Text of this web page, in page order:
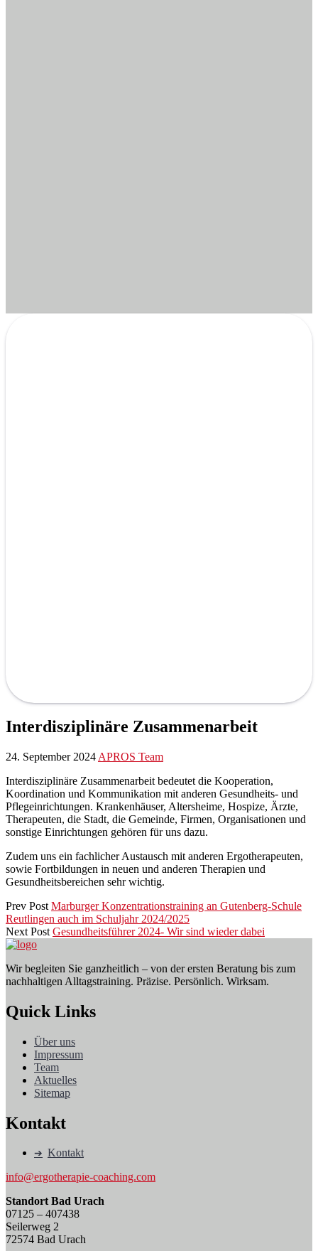
Interdisziplinäre Zusammenarbeit
24. September 2024 APROS Team
Interdisziplinäre Zusammenarbeit bedeutet die Kooperation,
Koordination und Kommunikation mit anderen Gesundheits- und
Pflegeinrichtungen. Krankenhäuser, Altersheime, Hospize, Ärzte,
Therapeuten, die Stadt, die Gemeinde, Firmen, Organisationen und
sonstige Einrichtungen gehören für uns dazu.
Zudem uns ein fachlicher Austausch mit anderen Ergotherapeuten,
sowie Fortbildungen in neuen und anderen Therapien und
Gesundheitsbereichen sehr wichtig.
Prev Post Marburger Konzentrationstraining an Gutenberg-Schule
Reutlingen auch im Schuljahr 2024/2025
Next Post Gesundheitsführer 2024- Wir sind wieder dabei
Wir begleiten Sie ganzheitlich – von der ersten Beratung bis zum
nachhaltigen Alltagstraining. Präzise. Persönlich. Wirksam.
Quick Links
Über uns
Impressum
Team
Aktuelles
Sitemap
Kontakt
Kontakt
info@ergotherapie-coaching.com
Standort Bad Urach
07125 – 407438
Seilerweg 2
72574 Bad Urach